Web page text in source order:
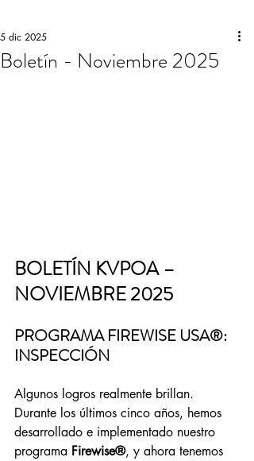
Boletín - Noviembre 2025
5 dic 2025
BOLETÍN KVPOA –
NOVIEMBRE 2025
PROGRAMA FIREWISE USA®:
INSPECCIÓN
Algunos logros realmente brillan.
Durante los últimos cinco años, hemos
desarrollado e implementado nuestro
programa Firewise®, y ahora tenemos